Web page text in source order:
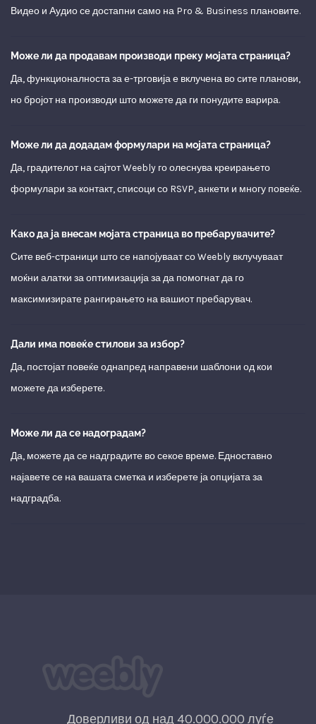
Видео и Аудио се достапни само на Pro & Business плановите.
Може ли да продавам производи преку мојата страница?
Да, функционалноста за е-трговија е вклучена во сите планови,
но бројот на производи што можете да ги понудите варира.
Може ли да додадам формулари на мојата страница?
Да, градителот на сајтот Weebly го олеснува креирањето
формулари за контакт, списоци со RSVP, анкети и многу повеќе.
Како да ја внесам мојата страница во пребарувачите?
Сите веб-страници што се напојуваат со Weebly вклучуваат
моќни алатки за оптимизација за да помогнат да го
максимизирате рангирањето на вашиот пребарувач.
Дали има повеќе стилови за избор?
Да, постојат повеќе однапред направени шаблони од кои
можете да изберете.
Може ли да се надоградам?
Да, можете да се надградите во секое време. Едноставно
најавете се на вашата сметка и изберете ја опцијата за
надградба.
Доверливи од над 40.000.000 луѓе